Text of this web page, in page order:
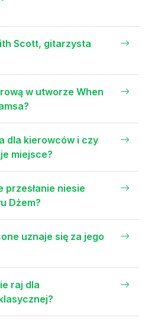
Scott, gitarzysta
w utworze When
dla kierowców i czy
miejsce?
przesłanie niesie
Dżem?
uznaje się za jego
raj dla